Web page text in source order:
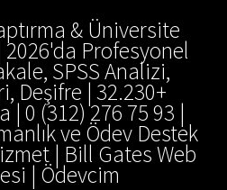
& Üniversite
2026'da Profesyonel
SPSS Analizi,
Deşifre | 32.230+
| 0 (312) 276 75 93 |
ve Ödev Destek
| Bill Gates Web
| Ödevcim